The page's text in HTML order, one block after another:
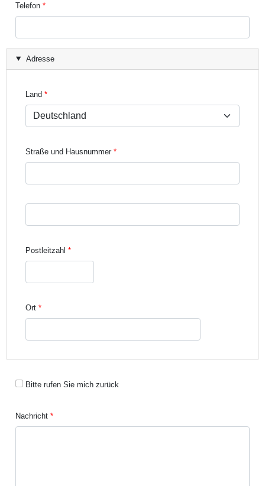
Telefon
Adresse
Land
Straße und Hausnummer
Straße und Hausnummer Zeile 3
Postleitzahl
Ort
Bitte rufen Sie mich zurück
Nachricht